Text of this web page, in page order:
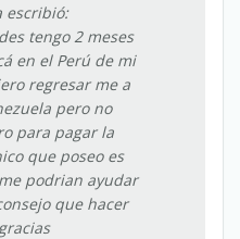
escribió:
tengo 2 meses
en el Perú de mi
regresar me a
pero no
para pagar la
que poseo es
podrian ayudar
que hacer